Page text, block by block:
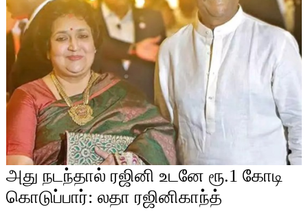
அது நடந்தால் ரஜினி உடனே ரூ.1 கோடி
கொடுப்பார்: லதா ரஜினிகாந்த்